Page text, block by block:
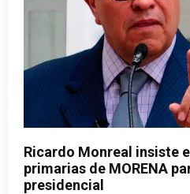
Ricardo Monreal insiste
primarias de MORENA
presidencial